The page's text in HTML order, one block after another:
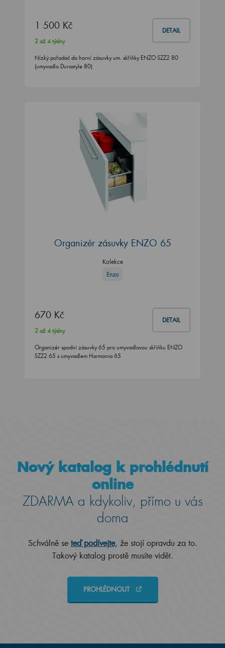
1 500 Kč DETAIL
2 až 4 týdny
Nízký pořadač do horní zásuvky um. skříňky ENZO SZZ2 80
(umyvadlo Durastyle 80)
Organizér zásuvky ENZO 65
Kolekce
Enzo
670 Kč DETAIL
2 až 4 týdny
Organizér spodní zásuvky 65 pro umyvadlovou skříňku ENZO
SZZ2 65 s umyvadlem Harmonia 65
Nový katalog k prohlédnutí
online
ZDARMA a kdykoliv, přímo u vás
doma
Schválně se teď podívejte, že stojí opravdu za to.
Takový katalog prostě musíte vidět.
PROHLÉDNOUT